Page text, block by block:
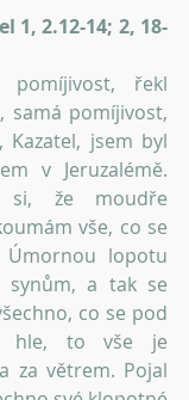
1, 2.12-14; 2, 18-
pomíjivost, řekl
samá pomíjivost,
Kazatel, jsem byl
v Jeruzalémě.
si, že moudře
vše, co se
lopotu
synům, a tak se
co se pod
hle, to vše je
za větrem. Pojal